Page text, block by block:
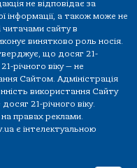
не відповідає за
інформації, а також може не
читачами сайту в
винятково роль носія.
що досяг 21-
річного віку — не
Сайтом. Адміністрація
використання Сайту
21-річного віку.
правах реклами.
є інтелектуальною